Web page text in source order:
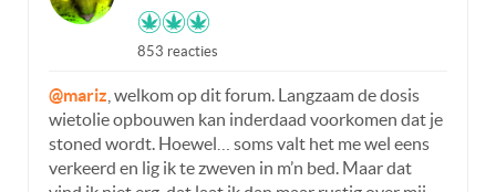
853 reacties
@mariz , welkom op dit forum. Langzaam de dosis
wietolie opbouwen kan inderdaad voorkomen dat je
stoned wordt. Hoewel… soms valt het me wel eens
verkeerd en lig ik te zweven in m’n bed. Maar dat